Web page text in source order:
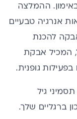
ההמלצה
אנרגיה טבעיים
להכנת
המכיל אבקת
גופנית.
גיל
ברגליים שלך.